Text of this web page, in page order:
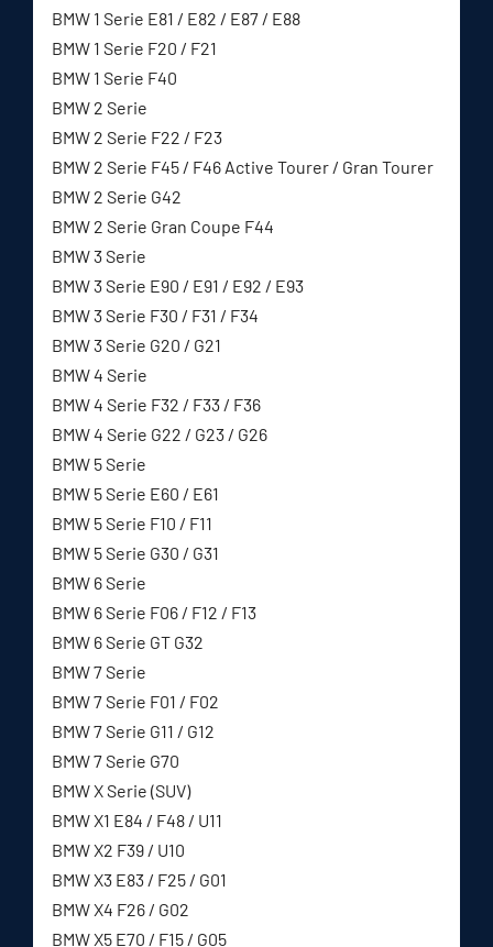
BMW 1 Serie E81 / E82 / E87 / E88
BMW 1 Serie F20 / F21
BMW 1 Serie F40
BMW 2 Serie
BMW 2 Serie F22 / F23
BMW 2 Serie F45 / F46 Active Tourer / Gran Tourer
BMW 2 Serie G42
BMW 2 Serie Gran Coupe F44
BMW 3 Serie
BMW 3 Serie E90 / E91 / E92 / E93
BMW 3 Serie F30 / F31 / F34
BMW 3 Serie G20 / G21
BMW 4 Serie
BMW 4 Serie F32 / F33 / F36
BMW 4 Serie G22 / G23 / G26
BMW 5 Serie
BMW 5 Serie E60 / E61
BMW 5 Serie F10 / F11
BMW 5 Serie G30 / G31
BMW 6 Serie
BMW 6 Serie F06 / F12 / F13
BMW 6 Serie GT G32
BMW 7 Serie
BMW 7 Serie F01 / F02
BMW 7 Serie G11 / G12
BMW 7 Serie G70
BMW X Serie (SUV)
BMW X1 E84 / F48 / U11
BMW X2 F39 / U10
BMW X3 E83 / F25 / G01
BMW X4 F26 / G02
BMW X5 E70 / F15 / G05